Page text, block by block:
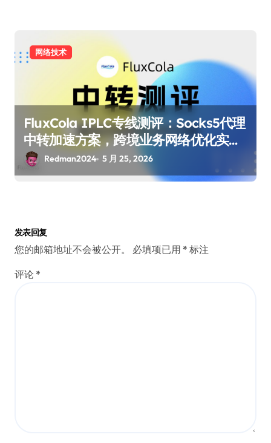
网络技术
FluxCola IPLC专线测评：Socks5代理
中转加速方案，跨境业务网络优化实测
| Redman
Redman2024 5 月 25, 2026
发表回复
您的邮箱地址不会被公开。 必填项已用 * 标注
评论 *